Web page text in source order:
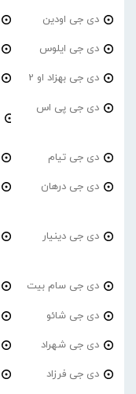
دی جی اودین
دی جی ایلوس
دی جی بهزاد او 2
دی جی پی اس
دی جی تیام
دی جی درهان
دی جی دینیار
دی جی سام بیت
دی جی شائو
دی جی شهراد
دی جی فرزاد